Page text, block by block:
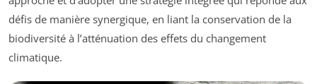
défis de manière synergique, en liant la conservation de la
biodiversité à l’atténuation des effets du changement
climatique.